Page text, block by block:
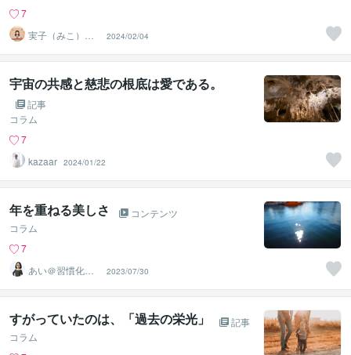
7
実子（みこ）✨
未来好転セラピ
ーカフェ
2024/02/04
宇宙の共感と慈悲の根底は愛である。
記事
コラム
7
kazaar 2024/01/22
年を重ねる美しさ
コンテンツ
コラム
7
あい＠習慣化コ
ーチング
2023/07/30
すがっていたのは、「過去の栄光」
記事
コラム